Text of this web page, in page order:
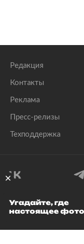
Редакция
Контакты
Реклама
Пресс-релизы
Техподдержка
©
Угадайте, где
настоящее фото